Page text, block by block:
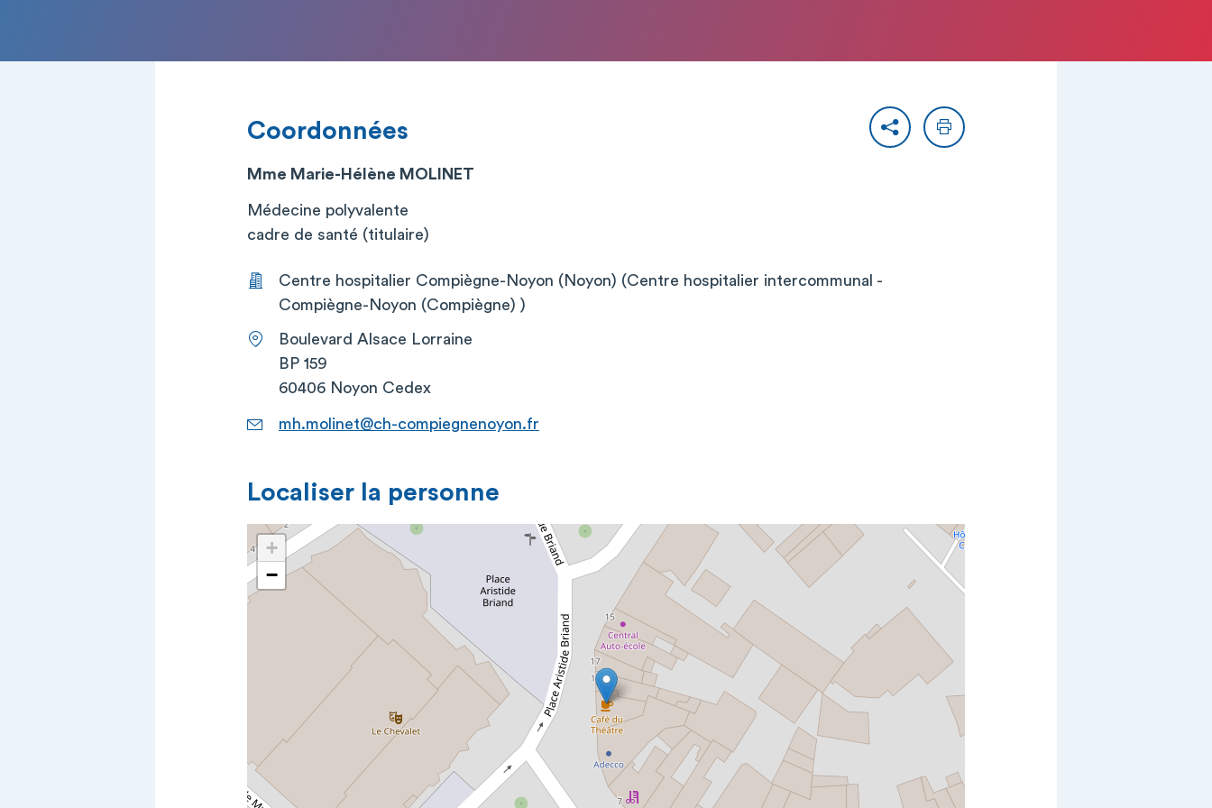
PartagerImprimer
Coordonnées
Mme Marie-Hélène MOLINET
Médecine polyvalente
cadre de santé (titulaire)
Centre hospitalier Compiègne-Noyon (Noyon) (Centre hospitalier intercommunal -
Compiègne-Noyon (Compiègne) )
Boulevard Alsace Lorraine
BP 159
60406 Noyon Cedex
mh.molinet@ch-compiegnenoyon.fr
Localiser la personne
+
−